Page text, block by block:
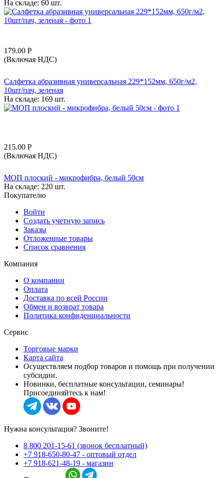
На складе: 60 шт.
179.00 Р
(Включая НДС)
Салфетка абразивная универсальная 229*152мм, 650г/м2,
10шт/пач, зеленая
На складе: 169 шт.
215.00 Р
(Включая НДС)
МОП плоский - микрофибра, белый 50см
На складе: 220 шт.
Покупателю
Войти
Создать учетную запись
Заказы
Отложенные товары
Список сравнения
Компания
О компании
Оплата
Доставка по всей России
Обмен и возврат товара
Политика конфиденциальности
Сервис
Торговые марки
Карта сайта
Осуществляем подбор товаров и помощь при получении
субсидии.
Новинки, бесплатные консультации, семинары!
Присоединяйтесь к нам!
Нужна консультация? Звоните!
8 800 201-15-61 (звонок бесплатный)
+7 918-650-80-47 - оптовый отдел
+7 918-621-48-19 - магазин